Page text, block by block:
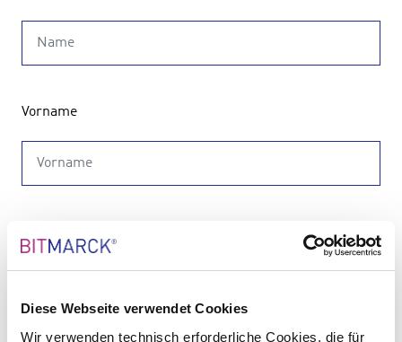
Diese Webseite verwendet Cookies
Wir verwenden technisch erforderliche Cookies, die für
Vorname